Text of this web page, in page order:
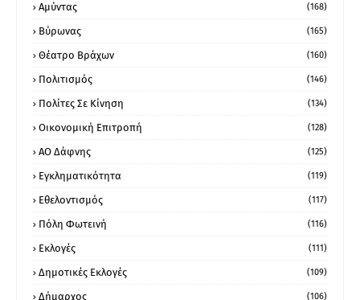
Αμύντας (168)
Βύρωνας (165)
Θέατρο Βράχων (160)
Πολιτισμός (146)
Πολίτες Σε Κίνηση (134)
Οικονομική Επιτροπή (128)
ΑΟ Δάφνης (125)
Εγκληματικότητα (119)
Εθελοντισμός (117)
Πόλη Φωτεινή (116)
Εκλογές (111)
Δημοτικές Εκλογές (109)
Δήμαρχος (106)